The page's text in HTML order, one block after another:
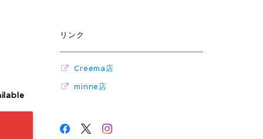
リンク
Creema店
minne店